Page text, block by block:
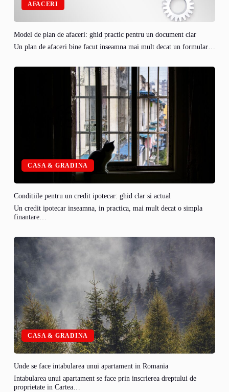
AFACERI
Model de plan de afaceri: ghid practic pentru un document clar
Un plan de afaceri bine facut inseamna mai mult decat un formular…
CASA & GRADINA
Conditiile pentru un credit ipotecar: ghid clar si actual
Un credit ipotecar inseamna, in practica, mai mult decat o simpla
finantare…
CASA & GRADINA
Unde se face intabularea unui apartament in Romania
Intabularea unui apartament se face prin inscrierea dreptului de
proprietate in Cartea…